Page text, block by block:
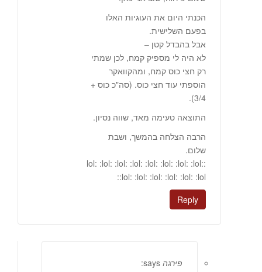
הכנתי היום את העוגיות האלו
בפעם השלישית.
אבל בהבדל קטן –
לא היה לי מספיק קמח, לכן שמתי
רק חצי כוס קמח, ומהקוואקר
הוספתי עוד חצי כוס. (סה"כ כוס +
3/4).
התוצאה טעימה מאד, שווה נסיון.
הרבה הצלחה בהמשך, ושבת
שלום.
:lol: :lol: :lol: :lol: :lol: :lol: :lol: :lol:
:lol: :lol: :lol: :lol: :lol: :lol:
Reply
פירגה says: